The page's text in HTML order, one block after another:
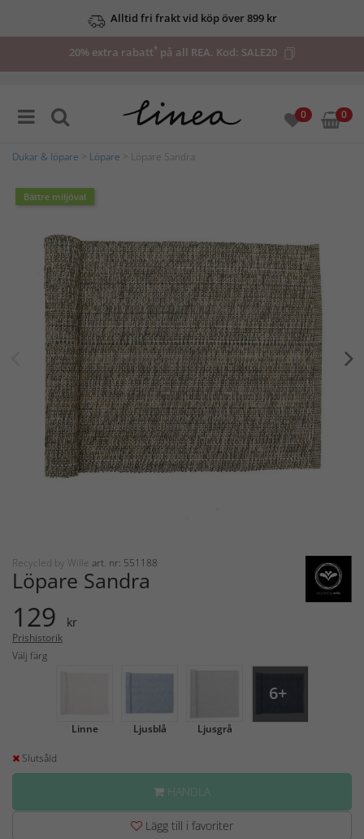
Alltid fri frakt vid köp över 899 kr
20% extra rabatt*på all REA. Kod: SALE20
0 0
Dukar & löpare Löpare > Löpare Sandra
Bättre miljöval
Recycled by Wille art. nr: 551188
Löpare Sandra
129 kr
Prishistorik
Välj färg
Linne Ljusblå Ljusgrå
6+
Slutsåld
HANDLA
Lägg till i favoriter